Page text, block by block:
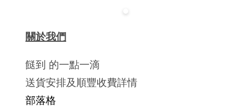
關於我們
餸到 的一點一滴
送貨安排及順豐收費詳情
部落格